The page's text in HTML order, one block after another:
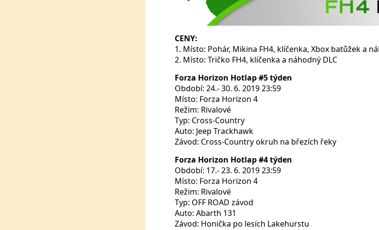
CENY:
1. Místo: Pohár, Mikina FH4, klíčenka, Xbox batůžek a
2. Místo: Tričko FH4, klíčenka a náhodný DLC
Forza Horizon Hotlap #5 týden
Období: 24.- 30. 6. 2019 23:59
Místo: Forza Horizon 4
Režim: Rivalové
Typ: Cross-Country
Auto: Jeep Trackhawk
Závod: Cross-Country okruh na březích řeky
Forza Horizon Hotlap #4 týden
Období: 17.- 23. 6. 2019 23:59
Místo: Forza Horizon 4
Režim: Rivalové
Typ: OFF ROAD závod
Auto: Abarth 131
Závod: Honička po lesích Lakehurstu